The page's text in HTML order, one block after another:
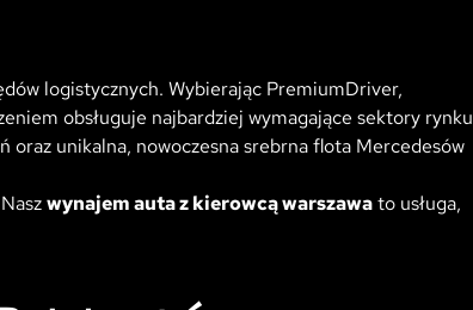
logistycznych. Wybierając PremiumDriver,
obsługuje najbardziej wymagające sektory rynku
oraz unikalna, nowoczesna srebrna flota Mercedesów
wynajem auta z kierowcą warszawato usługa,